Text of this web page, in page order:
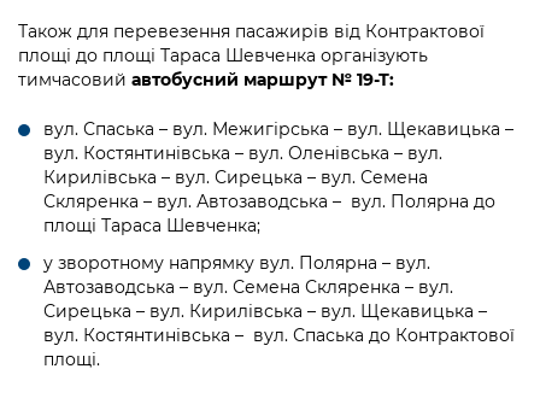
Також для перевезення пасажирів від Контрактової
площі до площі Тараса Шевченка організують
тимчасовий автобусний маршрут № 19-Т:
вул. Спаська – вул. Межигірська – вул. Щекавицька –
вул. Костянтинівська – вул. Оленівська – вул.
Кирилівська – вул. Сирецька – вул. Семена
Скляренка – вул. Автозаводська – вул. Полярна до
площі Тараса Шевченка;
у зворотному напрямку вул. Полярна – вул.
Автозаводська – вул. Семена Скляренка – вул.
Сирецька – вул. Кирилівська – вул. Щекавицька –
вул. Костянтинівська – вул. Спаська до Контрактової
площі.